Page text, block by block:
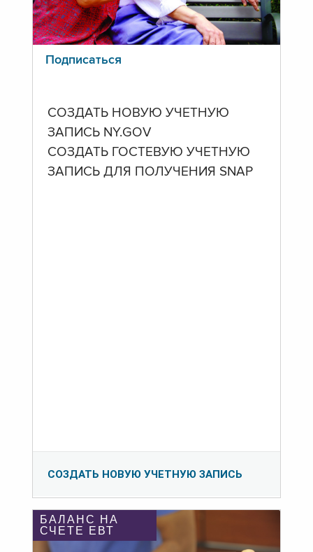
Подписаться
СОЗДАТЬ НОВУЮ УЧЕТНУЮ
ЗАПИСЬ NY.GOV
СОЗДАТЬ ГОСТЕВУЮ УЧЕТНУЮ
ЗАПИСЬ ДЛЯ ПОЛУЧЕНИЯ SNAP
СОЗДАТЬ НОВУЮ УЧЕТНУЮ ЗАПИСЬ
БАЛАНС НА
СЧЕТЕ ЕВТ